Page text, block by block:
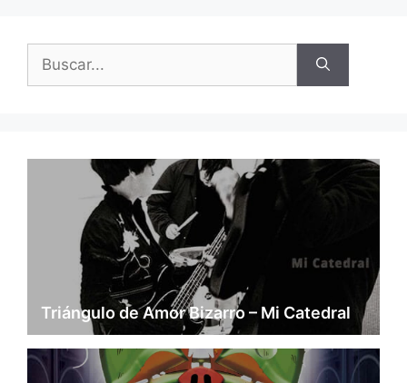
Triángulo de Amor Bizarro – Mi Catedral